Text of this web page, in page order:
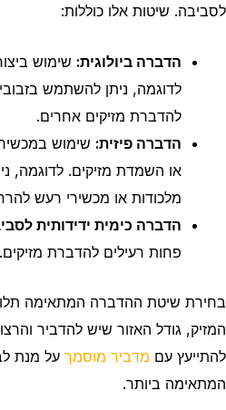
לסביבה. שיטות אלו כוללות:
הדברה ביולוגית: שימוש
לדוגמה, ניתן להשתמש
להדברת מזיקים אחרים.
הדברה פיזית: שימוש
או השמדת מזיקים. לדוגמה,
מלכודות או מכשירי רעש
הדברה כימית ידידותית
פחות רעילים להדברת מזיקים.
בחירת שיטת ההדברה המתאימה
המזיק, גודל האזור שיש להדביר
להתייעץ עם מדביר מוסמך על מנת
המתאימה ביותר.